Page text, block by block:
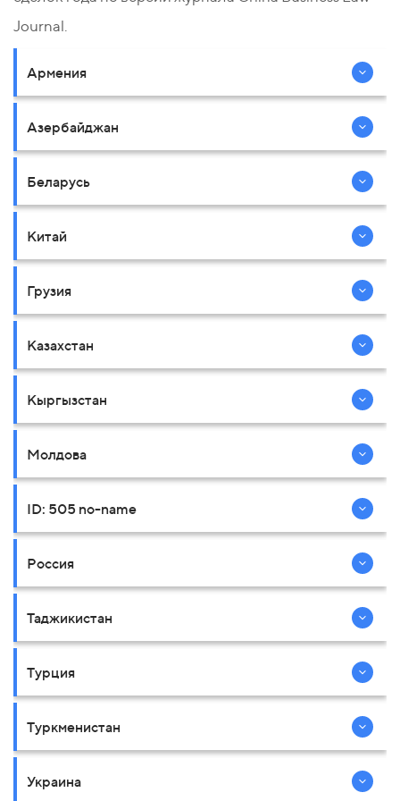
Journal.
Армения
Азербайджан
Беларусь
Китай
Грузия
Казахстан
Кыргызстан
Молдова
ID: 505 no-name
Россия
Таджикистан
Турция
Туркменистан
Украина